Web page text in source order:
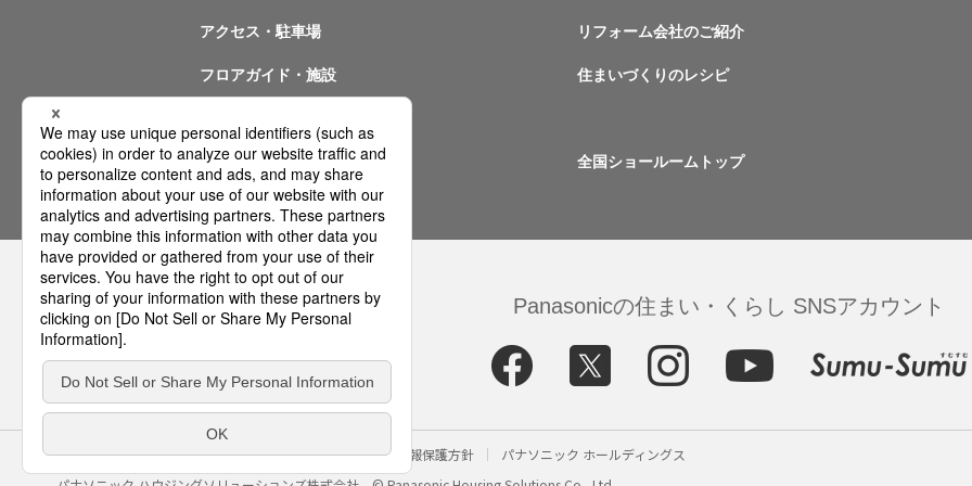
アクセス・駐車場
フロアガイド・施設
問い合わせ
リフォーム会社のご紹介
住まいづくりのレシピ
全国ショールームトップ
Panasonicの住まい・くらし SNSアカウント
サイトのご利用にあたって クッキーポリシー 個人情報保護方針 パナソニック ホールディングス